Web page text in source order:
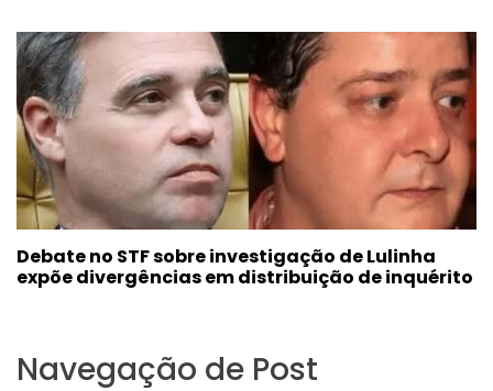
Debate no STF sobre investigação de Lulinha
expõe divergências em distribuição de inquérito
Navegação de Post